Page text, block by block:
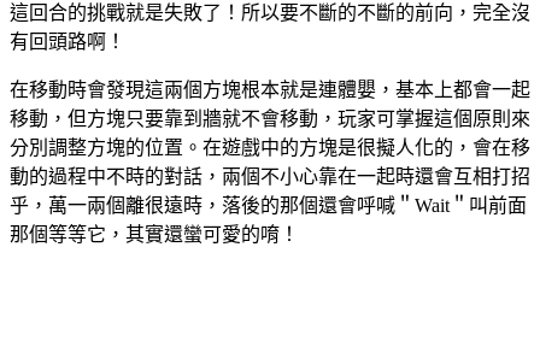
這回合的挑戰就是失敗了！所以要不斷的不斷的前向，完全沒
有回頭路啊！
在移動時會發現這兩個方塊根本就是連體嬰，基本上都會一起
移動，但方塊只要靠到牆就不會移動，玩家可掌握這個原則來
分別調整方塊的位置。在遊戲中的方塊是很擬人化的，會在移
動的過程中不時的對話，兩個不小心靠在一起時還會互相打招
乎，萬一兩個離很遠時，落後的那個還會呼喊＂Wait＂叫前面
那個等等它，其實還蠻可愛的唷！